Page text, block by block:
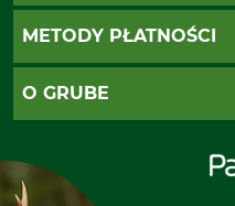
Ustawienia plików cookie
Koszty dostawy
Odstąpienie od zamówienia
METODY PŁATNOŚCI
PayU
O GRUBE
Kontakt
Grube w Europie